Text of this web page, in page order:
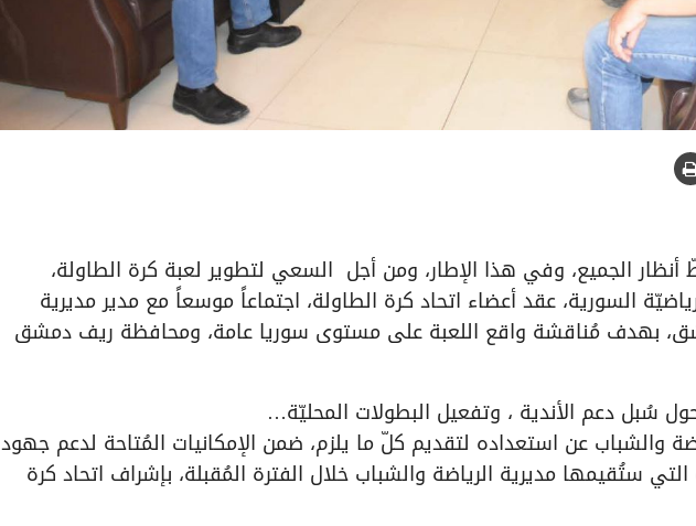
الجميع، وفي هذا الإطار، ومن أجل السعي لتطوير لعبة كرة الطاولة،
السورية، عقد أعضاء اتحاد كرة الطاولة، اجتماعاً موسعاً مع مدير مديرية
بهدف مُناقشة واقع اللعبة على مستوى سوريا عامة، ومحافظة ريف دمشق
سُبل دعم الأندية ، وتفعيل البطولات المحليّة…
والشباب عن استعداده لتقديم كلّ ما يلزم، ضمن الإمكانيات المُتاحة لدعم جهود
التي ستُقيمها مديرية الرياضة والشباب خلال الفترة المُقبلة، بإشراف اتحاد كرة